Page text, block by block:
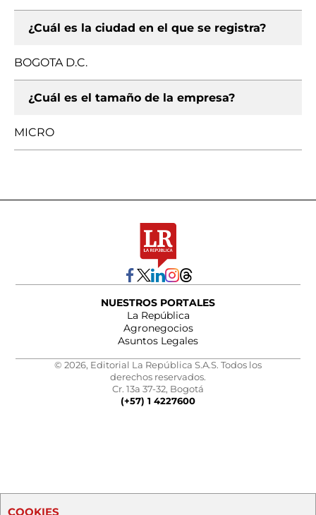
¿Cuál es la ciudad en el que se registra?
BOGOTA D.C.
¿Cuál es el tamaño de la empresa?
MICRO
NUESTROS PORTALES
La República
Agronegocios
Asuntos Legales
© 2026, Editorial La República S.A.S. Todos los
derechos reservados.
Cr. 13a 37-32, Bogotá
(+57) 1 4227600
COOKIES